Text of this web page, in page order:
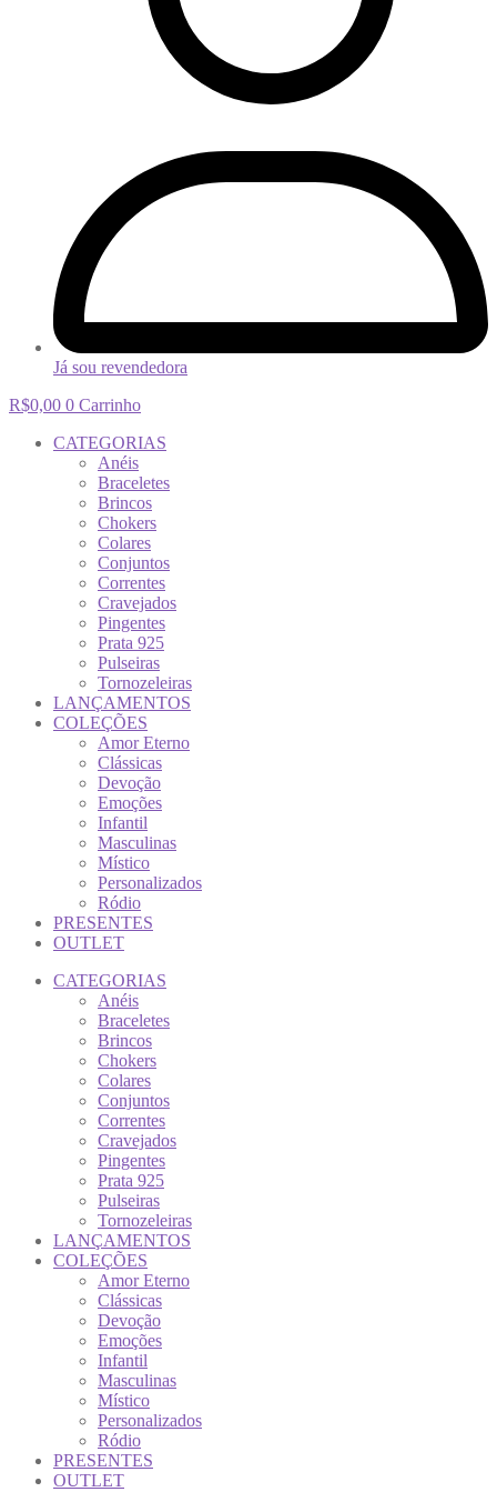
Já sou revendedora
R$0,00 0 Carrinho
CATEGORIAS
Anéis
Braceletes
Brincos
Chokers
Colares
Conjuntos
Correntes
Cravejados
Pingentes
Prata 925
Pulseiras
Tornozeleiras
LANÇAMENTOS
COLEÇÕES
Amor Eterno
Clássicas
Devoção
Emoções
Infantil
Masculinas
Místico
Personalizados
Ródio
PRESENTES
OUTLET
CATEGORIAS
Anéis
Braceletes
Brincos
Chokers
Colares
Conjuntos
Correntes
Cravejados
Pingentes
Prata 925
Pulseiras
Tornozeleiras
LANÇAMENTOS
COLEÇÕES
Amor Eterno
Clássicas
Devoção
Emoções
Infantil
Masculinas
Místico
Personalizados
Ródio
PRESENTES
OUTLET